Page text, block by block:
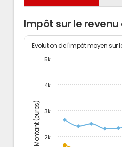
Impôt sur le revenu
Montant (euros)
Evolution de l'impôt moyen sur
2k
3k
4k
5k